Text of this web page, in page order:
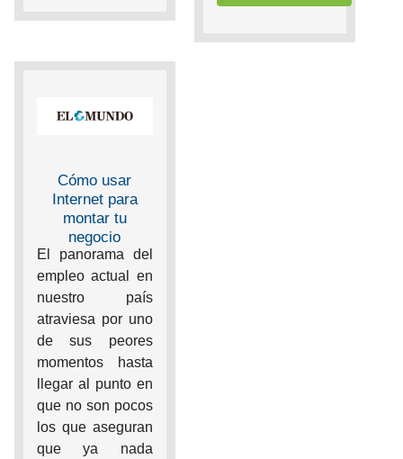
Cómo usar
Internet para
montar tu
negocio
El panorama del
empleo actual en
nuestro país
atraviesa por uno
de sus peores
momentos hasta
llegar al punto en
que no son pocos
los que aseguran
que ya nada